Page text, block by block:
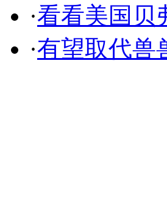
·看看美国贝
·有望取代兽